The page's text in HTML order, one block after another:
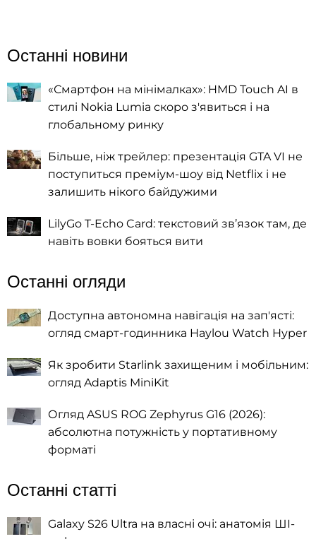
Останні новини
«Смартфон на мінімалках»: HMD Touch AI в
стилі Nokia Lumia скоро з'явиться і на
глобальному ринку
Більше, ніж трейлер: презентація GTA VI не
поступиться преміум-шоу від Netflix і не
залишить нікого байдужими
LilyGo T-Echo Card: текстовий зв’язок там, де
навіть вовки бояться вити
Останні огляди
Доступна автономна навігація на зап'ясті:
огляд смарт-годинника Haylou Watch Hyper
Як зробити Starlink захищеним і мобільним:
огляд Adaptis MiniKit
Огляд ASUS ROG Zephyrus G16 (2026):
абсолютна потужність у портативному
форматі
Останні статті
Galaxy S26 Ultra на власні очі: анатомія ШІ-